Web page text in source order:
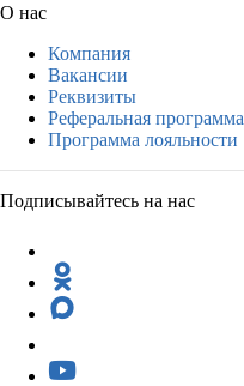
О нас
Компания
Вакансии
Реквизиты
Реферальная программа
Программа лояльности
Подписывайтесь на нас